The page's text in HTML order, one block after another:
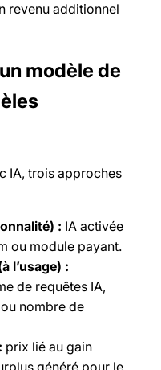
revenu additionnel
modèle de
IA, trois approches
: IA activée
ou module payant.
l’usage) :
de requêtes IA,
nombre de
prix lié au gain